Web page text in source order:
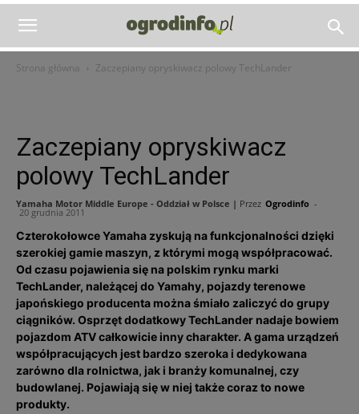
Strona główna Zaczepiany opryskiwacz polowy TechLander
Zaczepiany opryskiwacz
polowy TechLander
Yamaha Motor Middle Europe - Oddział w Polsce | Przez Ogrodinfo -
20 grudnia 2011
Czterokołowce Yamaha zyskują na funkcjonalności dzięki
szerokiej gamie maszyn, z którymi mogą współpracować.
Od czasu pojawienia się na polskim rynku marki
TechLander, należącej do Yamahy, pojazdy terenowe
japońskiego producenta można śmiało zaliczyć do grupy
ciągników. Osprzęt dodatkowy TechLander nadaje bowiem
pojazdom ATV całkowicie inny charakter. A gama urządzeń
współpracujących jest bardzo szeroka i dedykowana
zarówno dla rolnictwa, jak i branży komunalnej, czy
budowlanej. Pojawiają się w niej także coraz to nowe
produkty.